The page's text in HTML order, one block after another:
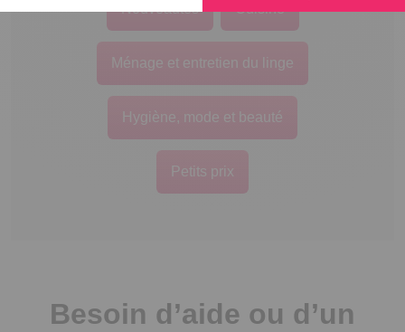
Nouveautés Cuisine
Ménage et entretien du linge
Hygiène, mode et beauté
Petits prix
Besoin d’aide ou d’un